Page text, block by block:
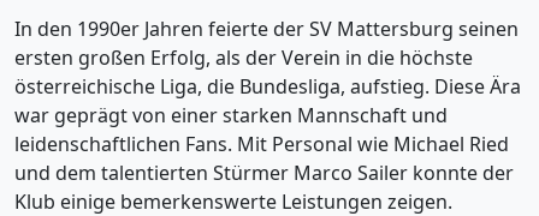
In den 1990er Jahren feierte der SV Mattersburg seinen
ersten großen Erfolg, als der Verein in die höchste
österreichische Liga, die Bundesliga, aufstieg. Diese Ära
war geprägt von einer starken Mannschaft und
leidenschaftlichen Fans. Mit Personal wie Michael Ried
und dem talentierten Stürmer Marco Sailer konnte der
Klub einige bemerkenswerte Leistungen zeigen.